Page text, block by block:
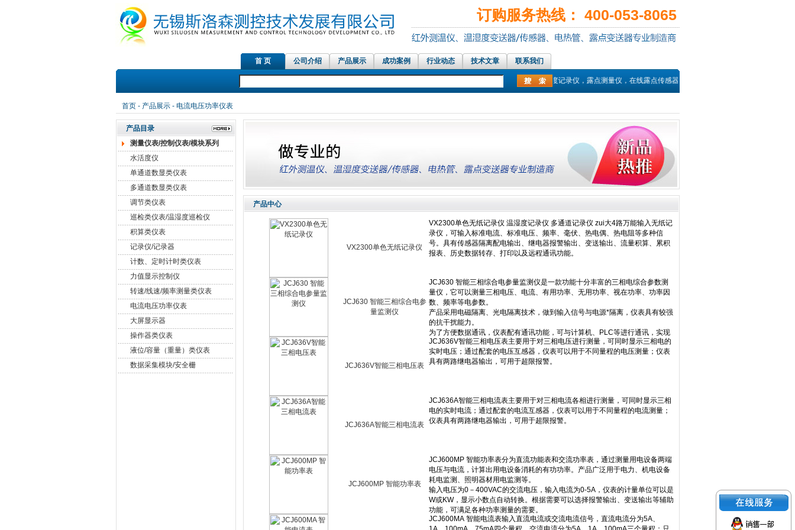
订购服务热线： 400-053-8065
首 页 公司介绍 产品展示 成功案例 行业动态 技术文章 联系我们
红外测温仪传感器，在线红外测温仪、铝材测温仪，温湿度记录仪，露点测量仪，在线露点传感器，PT100温度传感器，热电偶探头
首页- 产品展示- 电流电压功率仪表
产品目录
测量仪表/控制仪表/模块系列
水活度仪
单通道数显类仪表
多通道数显类仪表
调节类仪表
巡检类仪表/温湿度巡检仪
积算类仪表
记录仪/记录器
计数、定时计时类仪表
力值显示控制仪
转速/线速/频率测量类仪表
电流电压功率仪表
大屏显示器
操作器类仪表
液位/容量（重量）类仪表
数据采集模块/安全栅
产品中心
VX2300单色无纸记录仪
JCJ630 智能三相综合电参
量监测仪
JCJ636V智能三相电压表
JCJ636A智能三相电流表
JCJ600MP 智能功率表